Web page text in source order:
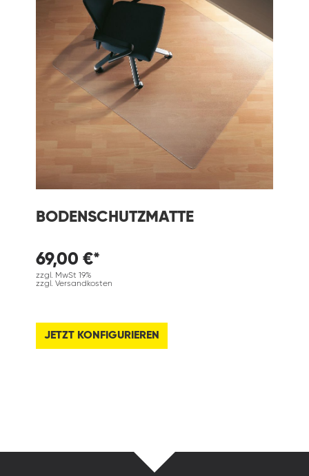
BODENSCHUTZMATTE
69,00 €*
zzgl. MwSt 19%
zzgl. Versandkosten
JETZT KONFIGURIEREN